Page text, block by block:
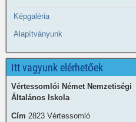
Képgaléria
Alapítványunk
Itt vagyunk elérhetőek
Vértessomlói Német Nemzetiségi
Általános Iskola
Cím 2823 Vértessomló